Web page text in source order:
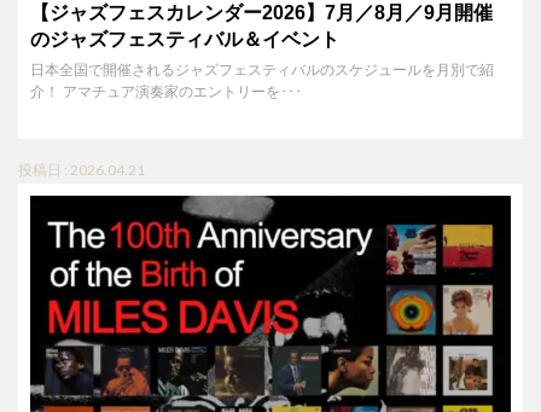
【ジャズフェスカレンダー2026】7月／8月／9月開催
のジャズフェスティバル＆イベント
日本全国で開催されるジャズフェスティバルのスケジュールを月別で紹
介！ アマチュア演奏家のエントリーを･･･
投稿日 : 2026.04.21